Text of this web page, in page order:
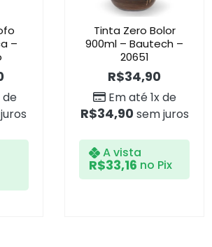
–
de
Tinta Zero Bolor
900ml – Bautech –
20651
R$34,90
Em até 1x de
R$34,90 sem juros
A vista
R$33,16 no Pix